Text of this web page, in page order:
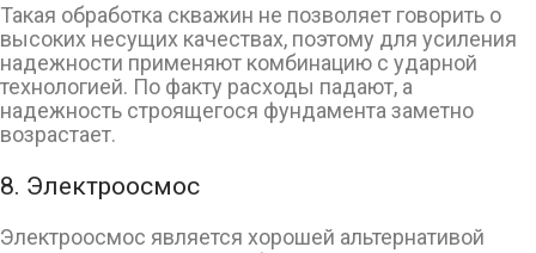
Такая обработка скважин не позволяет говорить о
высоких несущих качествах, поэтому для усиления
надежности применяют комбинацию с ударной
технологией. По факту расходы падают, а
надежность строящегося фундамента заметно
возрастает.
8. Электроосмос
Электроосмос является хорошей альтернативой